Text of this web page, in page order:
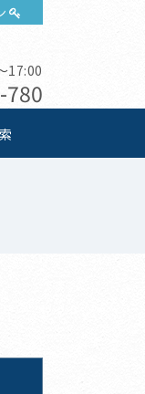
17:00
780